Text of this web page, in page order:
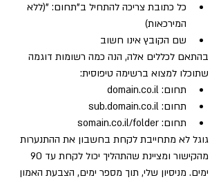
כל כתובת צריכה להתחיל ב"תחום: "(ללא
המירכאות)
שם הקובץ אינו חשוב
בהתאם לכללים אלה, הנה כמה רשומות דוגמה
שתוכלו למצוא ברשימה טיפוסית:
תחום: domain.co.il
תחום: sub.domain.co.il
תחום: somain.co.il/folder
גוגל לא מתחייבת לקחת בחשבון את ההתנערות
ימים. מניסיון שלי, תוך מספר ימים, הצבעת האמון